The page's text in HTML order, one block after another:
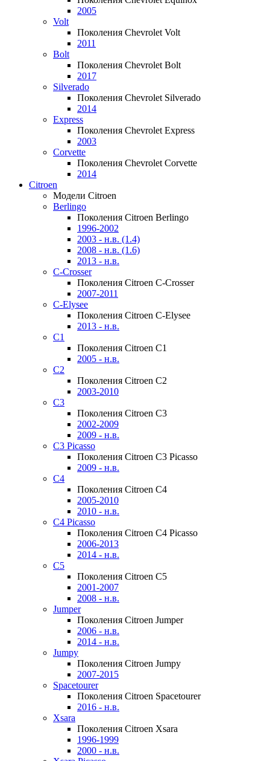
2005
Volt
Поколения Chevrolet Volt
2011
Bolt
Поколения Chevrolet Bolt
2017
Silverado
Поколения Chevrolet Silverado
2014
Express
Поколения Chevrolet Express
2003
Corvette
Поколения Chevrolet Corvette
2014
Citroen
Модели Citroen
Berlingo
Поколения Citroen Berlingo
1996-2002
2003 - н.в. (1.4)
2008 - н.в. (1.6)
2013 - н.в.
C-Crosser
Поколения Citroen C-Crosser
2007-2011
C-Elysee
Поколения Citroen C-Elysee
2013 - н.в.
C1
Поколения Citroen C1
2005 - н.в.
C2
Поколения Citroen C2
2003-2010
C3
Поколения Citroen C3
2002-2009
2009 - н.в.
C3 Picasso
Поколения Citroen C3 Picasso
2009 - н.в.
C4
Поколения Citroen C4
2005-2010
2010 - н.в.
C4 Picasso
Поколения Citroen C4 Picasso
2006-2013
2014 - н.в.
C5
Поколения Citroen C5
2001-2007
2008 - н.в.
Jumper
Поколения Citroen Jumper
2006 - н.в.
2014 - н.в.
Jumpy
Поколения Citroen Jumpy
2007-2015
Spacetourer
Поколения Citroen Spacetourer
2016 - н.в.
Xsara
Поколения Citroen Xsara
1996-1999
2000 - н.в.